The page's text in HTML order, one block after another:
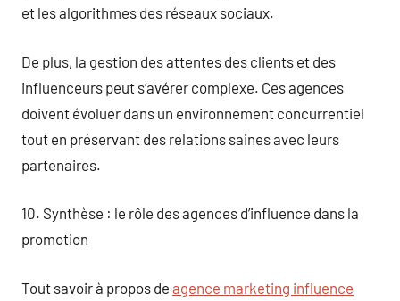
et les algorithmes des réseaux sociaux.
De plus, la gestion des attentes des clients et des
influenceurs peut s’avérer complexe. Ces agences
doivent évoluer dans un environnement concurrentiel
tout en préservant des relations saines avec leurs
partenaires.
10. Synthèse : le rôle des agences d’influence dans la
promotion
Tout savoir à propos de agence marketing influence